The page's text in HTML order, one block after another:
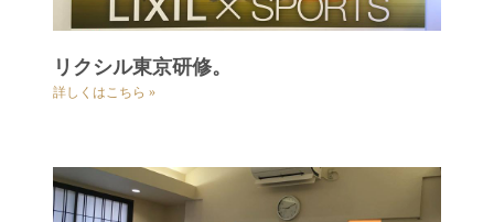
リクシル東京研修。
詳しくはこちら »